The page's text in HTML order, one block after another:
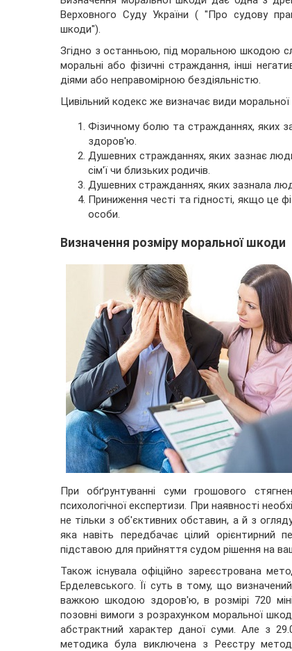
Верховного Суду України ( "Про судову
шкоди").
Згідно з останньою, під моральною шкодою
моральні або фізичні страждання, інші
діями або неправомірною бездіяльністю.
Цивільний кодекс же визначає види
Фізичному болю та стражданнях, яких
здоров'ю.
Душевних стражданнях, яких зазнає
сім'ї чи близьких родичів.
Душевних стражданнях, яких зазнала
Приниження честі та гідності, якщо це
особи.
Визначення розміру моральної шкоди
При обґрунтуванні суми грошового
психологічної експертизи. При наявності
не тільки з об'єктивних обставин, а й з
яка навіть передбачає цілий орієнтирний
підставою для прийняття судом рішення на
Також існувала офіційно зареєстрована
Ерделевського. Її суть в тому, що
важкою шкодою здоров'ю, в розмірі 720
позовні вимоги з розрахунком моральної
абстрактний характер даної суми. Але з
методика була виключена з Реєстру